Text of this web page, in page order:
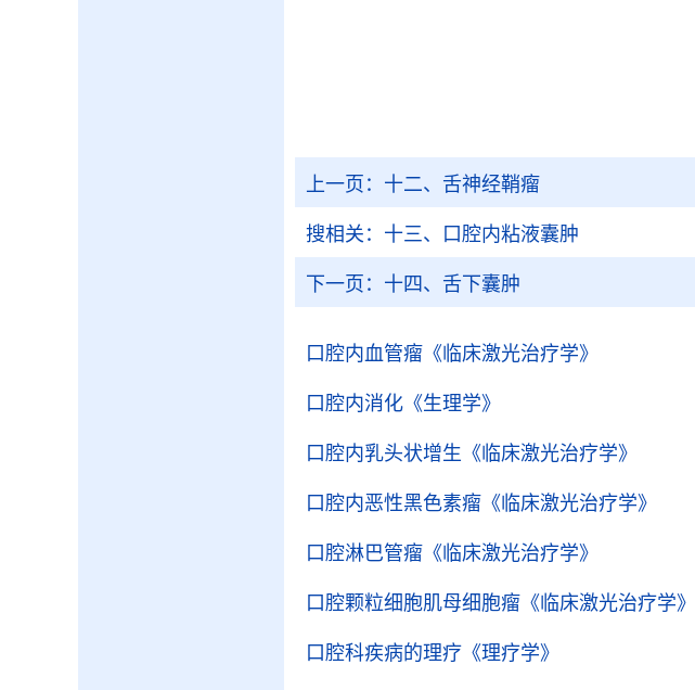
上一页： 十二、舌神经鞘瘤
搜相关： 十三、口腔内粘液囊肿
下一页： 十四、舌下囊肿
口腔内血管瘤 《临床激光治疗学》
口腔内消化 《生理学》
口腔内乳头状增生 《临床激光治疗学》
口腔内恶性黑色素瘤 《临床激光治疗学》
口腔淋巴管瘤 《临床激光治疗学》
口腔颗粒细胞肌母细胞瘤 《临床激光治疗学》
口腔科疾病的理疗 《理疗学》